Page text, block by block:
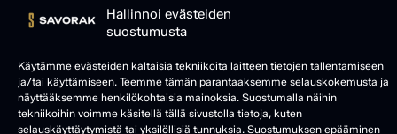
Hallinnoi evästeiden
suostumusta
Käytämme evästeiden kaltaisia tekniikoita laitteen tietojen tallentamiseen
ja/tai käyttämiseen. Teemme tämän parantaaksemme selauskokemusta ja
näyttääksemme henkilökohtaisia mainoksia. Suostumalla näihin
tekniikoihin voimme käsitellä tällä sivustolla tietoja, kuten
selauskäyttäytymistä tai yksilöllisiä tunnuksia. Suostumuksen epääminen
© SAVORAK 2025